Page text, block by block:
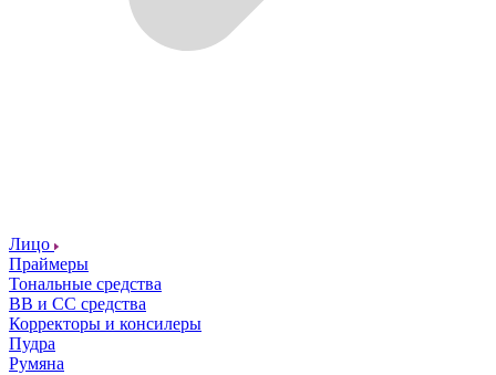
Лицо
Праймеры
Тональные средства
ВВ и СС средства
Корректоры и консилеры
Пудра
Румяна